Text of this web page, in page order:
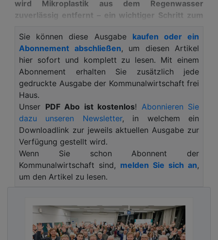
wird Mikroplastik aus dem Regenwasser
zuverlässig entfernt – ein wichtiger Schritt zum
Im Zuge der Modernisierung des Nauheimer
Sportparks stand eine zentrale Herausforderung
im Fokus: der Schutz des Grundwassers vor
Mikroplastik. Die Anlage umfasst zwei
Kunstrasenplätze, einen Naturrasenplatz sowie
Trainingsbereiche für Leichtathletik und American
Football – allesamt potenzielle Quellen für
Mikroplastik, das durch Abrieb entsteht und mit
dem Regenwasser in die Umwelt gelangen kann.
Schutz des Grundwassers vor
Mikroplastik
die Regenwasserbehandlung festgelegt. Die
Mikroplastikpartikel im anfallenden Regenwasser
sollten gründlich gefiltert werden, um das
Sie können diese Ausgabe kaufen oder ein
Abonnement abschließen, um diesen Artikel
hier sofort und komplett zu lesen. Mit einem
Abonnement erhalten Sie zusätzlich jede
gedruckte Ausgabe der Kommunalwirtschaft frei
Haus.
Unser PDF Abo ist kostenlos! Abonnieren Sie
dazu unseren Newsletter, in welchem ein
Downloadlink zur jeweils aktuellen Ausgabe zur
Verfügung gestellt wird.
Wenn Sie schon Abonnent der
Kommunalwirtschaft sind, melden Sie sich an,
um den Artikel zu lesen.